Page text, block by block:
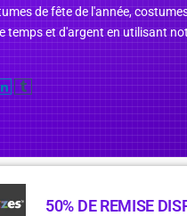
de fête de l'année,
temps et d'argent en utilisant
50% DE REMISE